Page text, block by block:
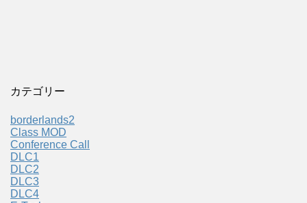
カテゴリー
borderlands2
Class MOD
Conference Call
DLC1
DLC2
DLC3
DLC4